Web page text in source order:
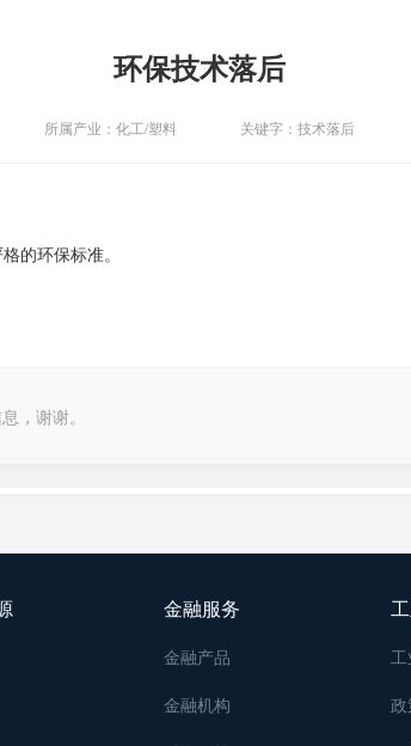
环保技术落后
所属产业：化工/塑料 关键字：技术落后
的环保标准。
，谢谢。
金融服务
金融产品
金融机构